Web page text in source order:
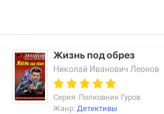
Жизнь под обрез
Николай Иванович Леонов
Серия: Полковник Гуров
Жанр: Детективы